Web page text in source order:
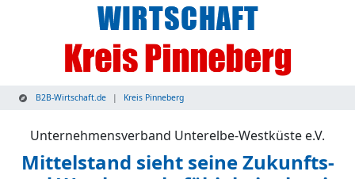
B2B-Wirtschaft.de Kreis Pinneberg
Unternehmensverband Unterelbe-Westküste e.V.
Mittelstand sieht seine Zukunfts-